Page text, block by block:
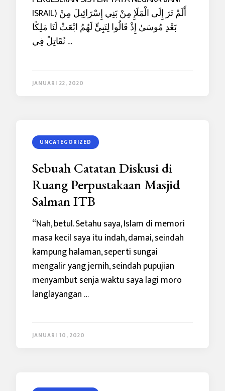
ISRAIL) أَلَمْ تَرَ إِلَى الْمَلَإِ مِنْ بَنِي إِسْرَائِيلَ مِنْ
بَعْدِ مُوسَىٰ إِذْ قَالُوا لِنَبِيٍّ لَهُمُ ابْعَثْ لَنَا مَلِكًا
نُقَاتِلْ فِي …
JANUARI 22, 2020
UNCATEGORIZED
Sebuah Catatan Diskusi di
Ruang Perpustakaan Masjid
Salman ITB
“Nah, betul. Setahu saya, Islam di memori
masa kecil saya itu indah, damai, seindah
kampung halaman, seperti sungai
mengalir yang jernih, seindah pupujian
menyambut senja waktu saya lagi moro
langlayangan …
JANUARI 10, 2020